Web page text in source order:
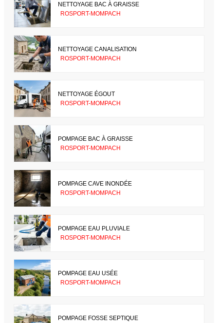
NETTOYAGE BAC À GRAISSE
ROSPORT-MOMPACH
NETTOYAGE CANALISATION
ROSPORT-MOMPACH
NETTOYAGE ÉGOUT
ROSPORT-MOMPACH
POMPAGE BAC À GRAISSE
ROSPORT-MOMPACH
POMPAGE CAVE INONDÉE
ROSPORT-MOMPACH
POMPAGE EAU PLUVIALE
ROSPORT-MOMPACH
POMPAGE EAU USÉE
ROSPORT-MOMPACH
POMPAGE FOSSE SEPTIQUE